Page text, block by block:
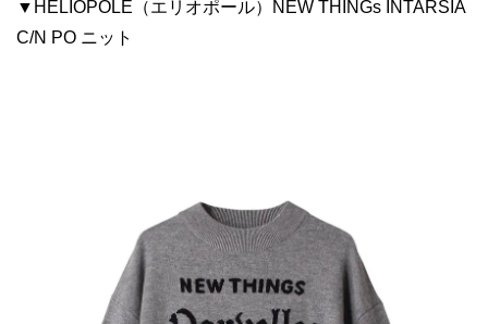
▼HELIOPOLE（エリオポール）NEW THINGs INTARSIA
C/N PO ニット